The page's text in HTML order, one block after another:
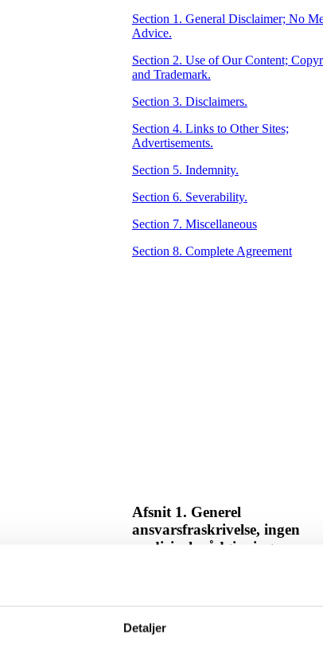
Detaljer
Section 1. General Disclaimer; No
Advice.
Section 2. Use of Our Content;
and Trademark.
Section 3. Disclaimers.
Section 4. Links to Other Sites;
Advertisements.
Section 5. Indemnity.
Section 6. Severability.
Section 7. Miscellaneous
Section 8. Complete Agreement
Afsnit 1. Generel
ansvarsfraskrivelse, ingen
medicinsk rådgivning.
oplysninger, som på ingen måde må
betragtes som en lægelig vurdering.
oplysninger, der er indeholdt i eller